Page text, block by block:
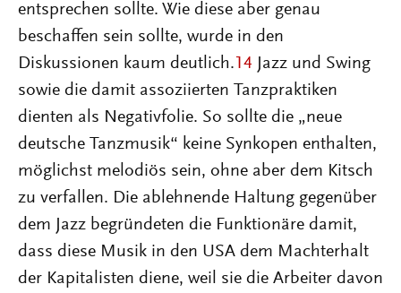
entsprechen sollte. Wie diese aber genau
beschaffen sein sollte, wurde in den
Diskussionen kaum deutlich. 14 Jazz und Swing
sowie die damit assoziierten Tanzpraktiken
dienten als Negativfolie. So sollte die „neue
deutsche Tanzmusik“ keine Synkopen enthalten,
möglichst melodiös sein, ohne aber dem Kitsch
zu verfallen. Die ablehnende Haltung gegenüber
dem Jazz begründeten die Funktionäre damit,
dass diese Musik in den USA dem Machterhalt
der Kapitalisten diene, weil sie die Arbeiter davon